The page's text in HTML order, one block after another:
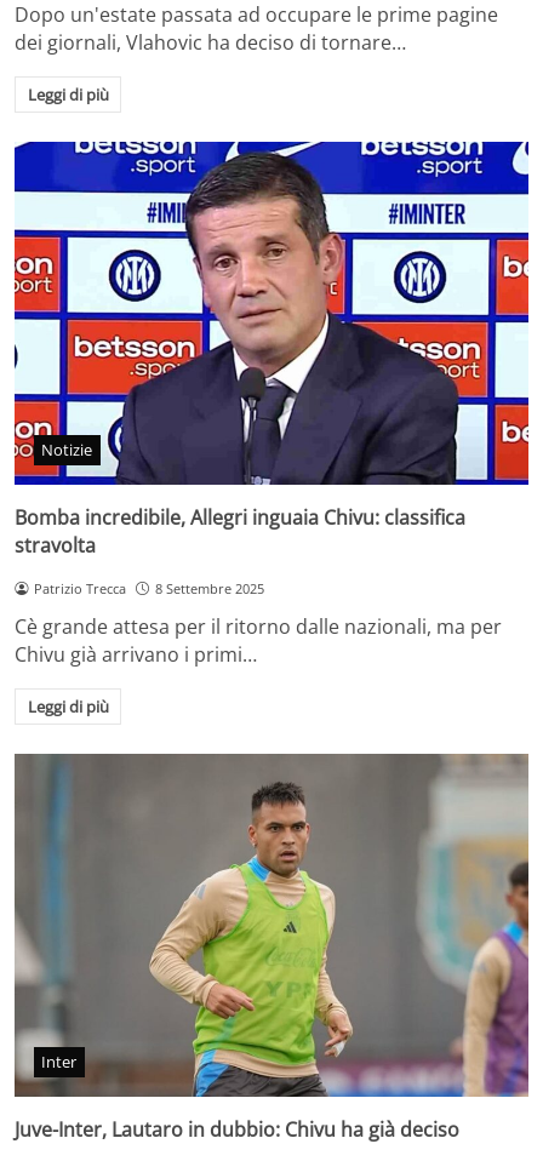
Dopo un'estate passata ad occupare le prime pagine
dei giornali, Vlahovic ha deciso di tornare…
Leggi di più
Notizie
Bomba incredibile, Allegri inguaia Chivu: classifica
stravolta
Patrizio Trecca 8 Settembre 2025
Cè grande attesa per il ritorno dalle nazionali, ma per
Chivu già arrivano i primi…
Leggi di più
Inter
Juve-Inter, Lautaro in dubbio: Chivu ha già deciso